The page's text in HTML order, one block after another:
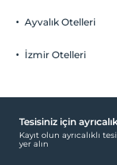
Açık
Yiyecek &
Ayvalık Otelleri
İzmir Otelleri
Tesisiniz için
Kayıt olun ayrıcalıklı
yer alın